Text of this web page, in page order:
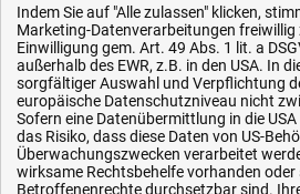
Karriere
OEM-Ersatzteile
Technik-Hilfe
Downloads
Kontakt
Indem Sie auf "Alle zulassen" klicken,
Marketing-Datenverarbeitungen
Einwilligung gem. Art. 49 Abs. 1 lit. a
außerhalb des EWR, z.B. in den USA. In
sorgfältiger Auswahl und Verpflichtung
europäische Datenschutzniveau nicht
Sofern eine Datenübermittlung in die
das Risiko, dass diese Daten von US-
Überwachungszwecken verarbeitet
wirksame Rechtsbehelfe vorhanden
Betroffenenrechte durchsetzbar sind.